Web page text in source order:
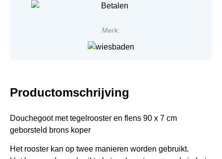
Merk:
Productomschrijving
Douchegoot met tegelrooster en flens 90 x 7 cm
geborsteld brons koper
Het rooster kan op twee manieren worden gebruikt.